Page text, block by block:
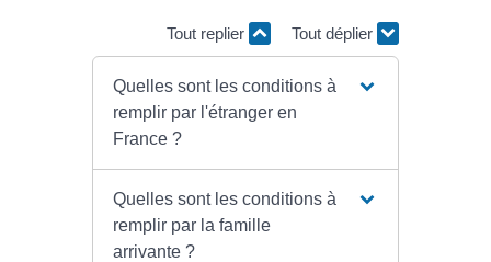
Tout replier Tout déplier
Quelles sont les conditions à
remplir par l'étranger en
France ?
Quelles sont les conditions à
remplir par la famille
arrivante ?